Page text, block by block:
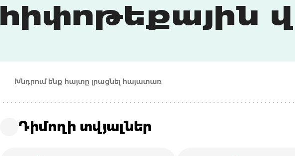
հիփոթեքային
Խնդրում ենք հայտը լրացնել հայատառ
Դիմողի տվյալներ